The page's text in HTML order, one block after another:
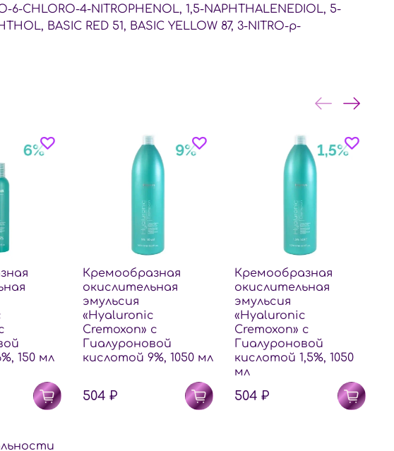
6-CHLORO-4-NITROPHENOL, 1,5-NAPHTHALENEDIOL, 5-
BASIC RED 51, BASIC YELLOW 87, 3-NITRO-p-
150 мл
Кремообразная
окислительная
эмульсия
«Hyaluronic
Cremoxon» с
Гиалуроновой
кислотой 9%, 1050 мл
504 ₽
Кремообразная
окислительная
эмульсия
«Hyaluronic
Cremoxon» с
Гиалуроновой
кислотой 1,5%, 1050
мл
504 ₽